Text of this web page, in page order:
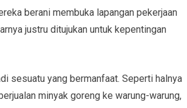
berani membuka lapangan pekerjaan
justru ditujukan untuk kepentingan
sesuatu yang bermanfaat. Seperti halnya
minyak goreng ke warung-warung,